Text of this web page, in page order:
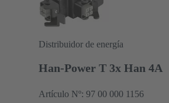
Distribuidor de energía
Han-Power T 3x Han 4A
Artículo Nº: 97 00 000 1156